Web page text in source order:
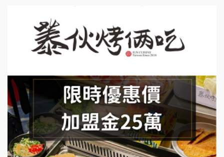
日十。早午食加盟說明會
上宇林加盟說明會
莫尼早餐Morni加盟說明會
手作功夫茶加盟說明會
SHARE TEA歇腳亭加盟說明會
潮味決-湯滷專門店加盟說明會